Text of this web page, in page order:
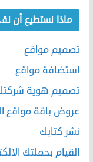
ماذا نستطيع أن
تصميم مواقع
استضافة مواقع
تصميم هوية
عروض باقة مواقع
نشر كتابك
القيام بحملتك